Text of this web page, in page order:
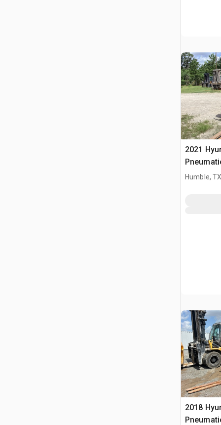
2021
widłowy
Humble,
2018